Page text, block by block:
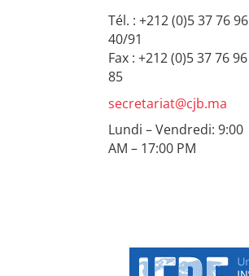
Tél. : +212 (0)5 37 76 96
40/91
Fax : +212 (0)5 37 76 96
85
secretariat@cjb.ma
Lundi – Vendredi: 9:00
AM – 17:00 PM